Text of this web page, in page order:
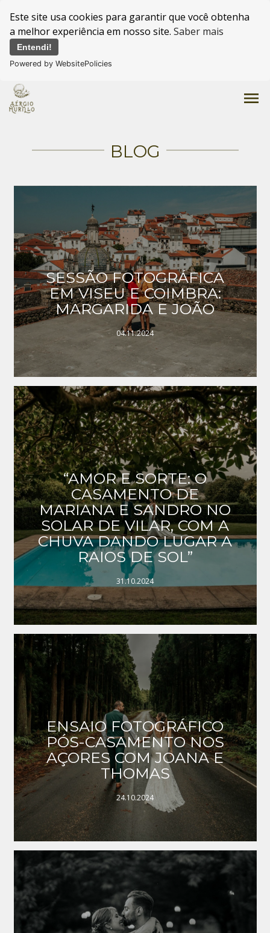
Este site usa cookies para garantir que você obtenha
a melhor experiência em nosso site. Saber mais
Entendi!
Powered by WebsitePolicies
menu
BLOG
SESSÃO FOTOGRÁFICA
EM VISEU E COIMBRA:
MARGARIDA E JOÃO
04.11.2024
“AMOR E SORTE: O
CASAMENTO DE
MARIANA E SANDRO NO
SOLAR DE VILAR, COM A
CHUVA DANDO LUGAR A
RAIOS DE SOL”
31.10.2024
ENSAIO FOTOGRÁFICO
PÓS-CASAMENTO NOS
AÇORES COM JOANA E
THOMAS
24.10.2024